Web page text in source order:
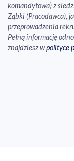
komandytowa) z
Ząbki (Pracodawca),
przeprowadzenia
Pełną informację
znajdziesz wpolityce